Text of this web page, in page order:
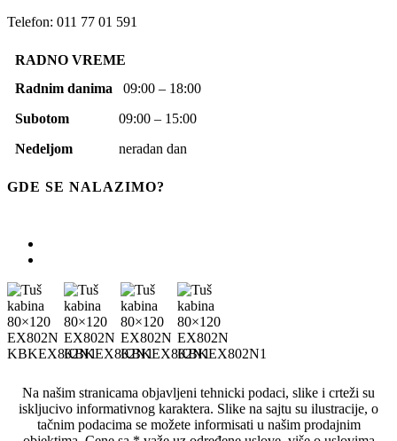
Telefon: 011 77 01 591
RADNO VREME
Radnim danima 09:00 – 18:00
Subotom 09:00 – 15:00
Nedeljom neradan dan
GDE SE NALAZIMO?
Na našim stranicama objavljeni tehnicki podaci, slike i crteži su
iskljucivo informativnog karaktera. Slike na sajtu su ilustracije, o
tačnim podacima se možete informisati u našim prodajnim